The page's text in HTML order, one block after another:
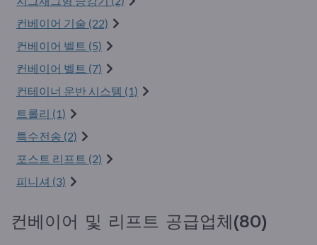
컨베이어 기술 (22)
컨베이어 벨트 (5)
컨베이어 벨트 (7)
컨테이너 운반 시스템 (1)
트롤리 (1)
특수전송 (2)
포스트 리프트 (2)
피니셔 (3)
컨베이어 및 리프트 공급업체(80)